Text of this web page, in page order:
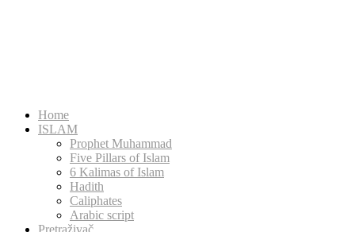
Home
ISLAM
Prophet Muhammad
Five Pillars of Islam
6 Kalimas of Islam
Hadith
Caliphates
Arabic script
Pretraživač